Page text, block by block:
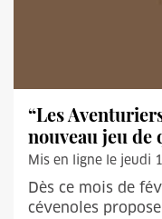
“Les
nouveau jeu de
Mis en ligne le jeudi
Dès ce mois de
cévenoles